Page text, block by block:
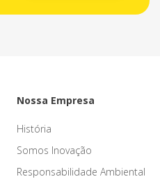
Nossa Empresa
História
Somos Inovação
Responsabilidade Ambiental